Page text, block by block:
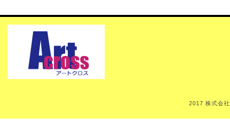
2017 株式会